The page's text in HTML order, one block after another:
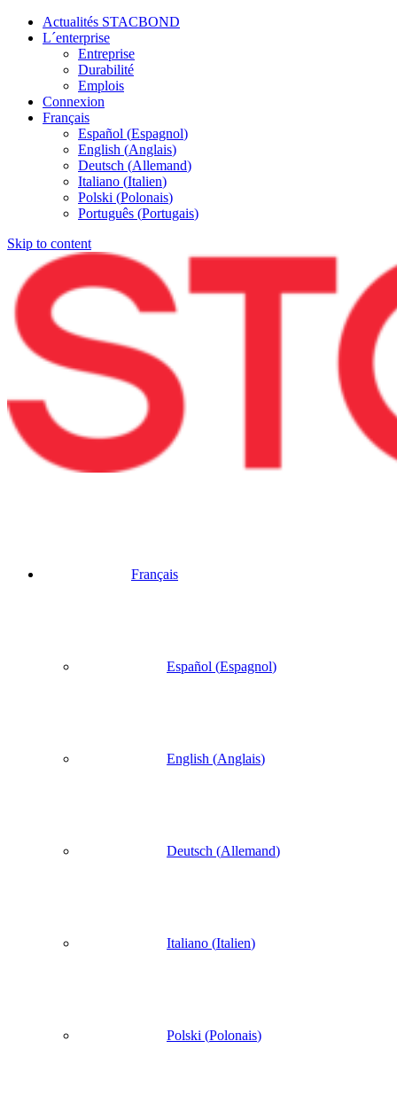
Actualités STACBOND
L´enterprise
Entreprise
Durabilité
Emplois
Connexion
Français
Español (Espagnol)
English (Anglais)
Deutsch (Allemand)
Italiano (Italien)
Polski (Polonais)
Português (Portugais)
Skip to content
Français
Español (Espagnol)
English (Anglais)
Deutsch (Allemand)
Italiano (Italien)
Polski (Polonais)